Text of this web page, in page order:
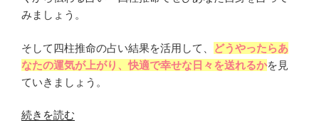
みましょう。
そして四柱推命の占い結果を活用して、
どうやったらあ
なたの運気が上がり、快適で幸せな日々を送れるかを見
ていきましょう。
“『陰
続きを読む